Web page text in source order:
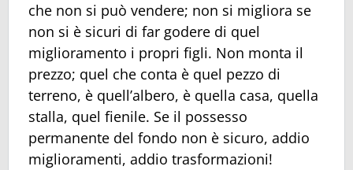
che non si può vendere; non si migliora se
non si è sicuri di far godere di quel
miglioramento i propri figli. Non monta il
prezzo; quel che conta è quel pezzo di
terreno, è quell’albero, è quella casa, quella
stalla, quel fienile. Se il possesso
permanente del fondo non è sicuro, addio
miglioramenti, addio trasformazioni!